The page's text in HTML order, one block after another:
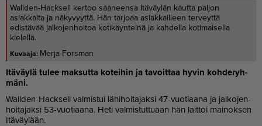
Wallden-Hacksell kertoo saaneensa Itäväylän kautta paljon
asiakkaita ja näkyvyyttä. Hän tarjoaa asiakkailleen terveyttä
edistävää jalkojenhoitoa kotikäynteinä ja kahdella kotimaisella
kielellä.
Merja Forsman
Itä­väy­lä tu­lee mak­sut­ta ko­tei­hin ja ta­voit­taa hy­vin koh­de­ryh­
mä­ni.
Wal­l­den-Hack­sell val­mis­tui lä­hi­hoi­ta­jak­si 47-vuo­ti­aa­na ja jal­ko­jen­
hoi­ta­jak­si 53-vuo­ti­aa­na. Heti val­mis­tut­tu­aan hän lait­toi mai­nok­sen
Itä­väy­lään.